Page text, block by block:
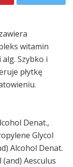
witamin
Szybko i
płytkę
Denat.,
Glycol
Alcohol Denat.
Aesculus